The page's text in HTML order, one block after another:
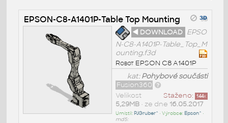
EPSON-C8-A1401P-Table Top Mounting
◄ DOWNLOAD EPSO
N-C8-A1401P-Table_Top_M
ounting.f3d
Robot EPSON C8 A1401P
kat:Pohybové součásti
Fusion360
Staženo: 144x
Velikost
5,29MB• ze dne 16.05.2017
Umístil: PJGruber^ • Výrobce: Epson^ •
md5: